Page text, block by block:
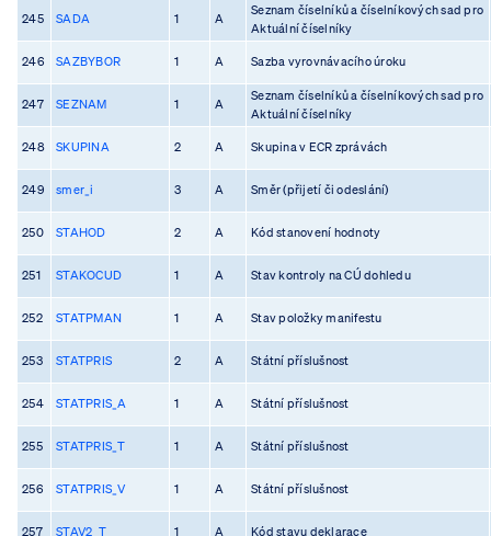
245 SADA 1 A
Seznam číselníků a číselníkových sad pro
Aktuální číselníky
246 SAZBYBOR 1 A Sazba vyrovnávacího úroku
247 SEZNAM 1 A
Seznam číselníků a číselníkových sad pro
Aktuální číselníky
248 SKUPINA 2 A Skupina v ECR zprávách
249 smer_i 3 A Směr (přijetí či odeslání)
250 STAHOD 2 A Kód stanovení hodnoty
251 STAKOCUD 1 A Stav kontroly na CÚ dohledu
252 STATPMAN 1 A Stav položky manifestu
253 STATPRIS 2 A Státní příslušnost
254 STATPRIS_A 1 A Státní příslušnost
255 STATPRIS_T 1 A Státní příslušnost
256 STATPRIS_V 1 A Státní příslušnost
257 STAV2_T 1 A Kód stavu deklarace